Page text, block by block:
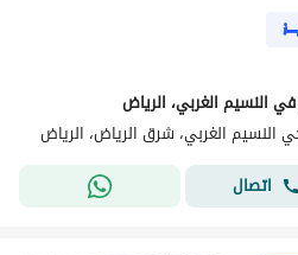
النسيم الغربي، الرياض
النسيم الغربي، شرق الرياض، الرياض
اتصال